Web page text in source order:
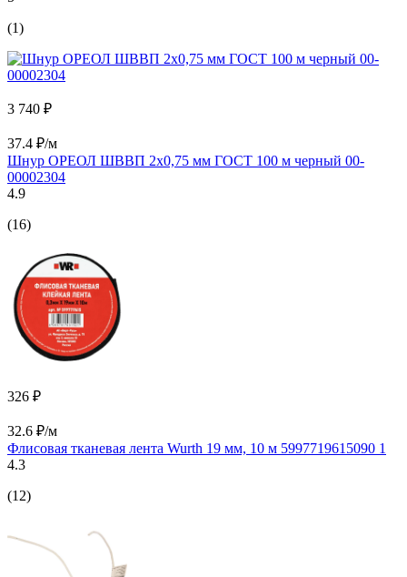
(1)
3 740 ₽
37.4 ₽/м
Шнур ОРЕОЛ ШВВП 2х0,75 мм ГОСТ 100 м черный 00-
00002304
4.9
(16)
326 ₽
32.6 ₽/м
Флисовая тканевая лента Wurth 19 мм, 10 м 5997719615090 1
4.3
(12)